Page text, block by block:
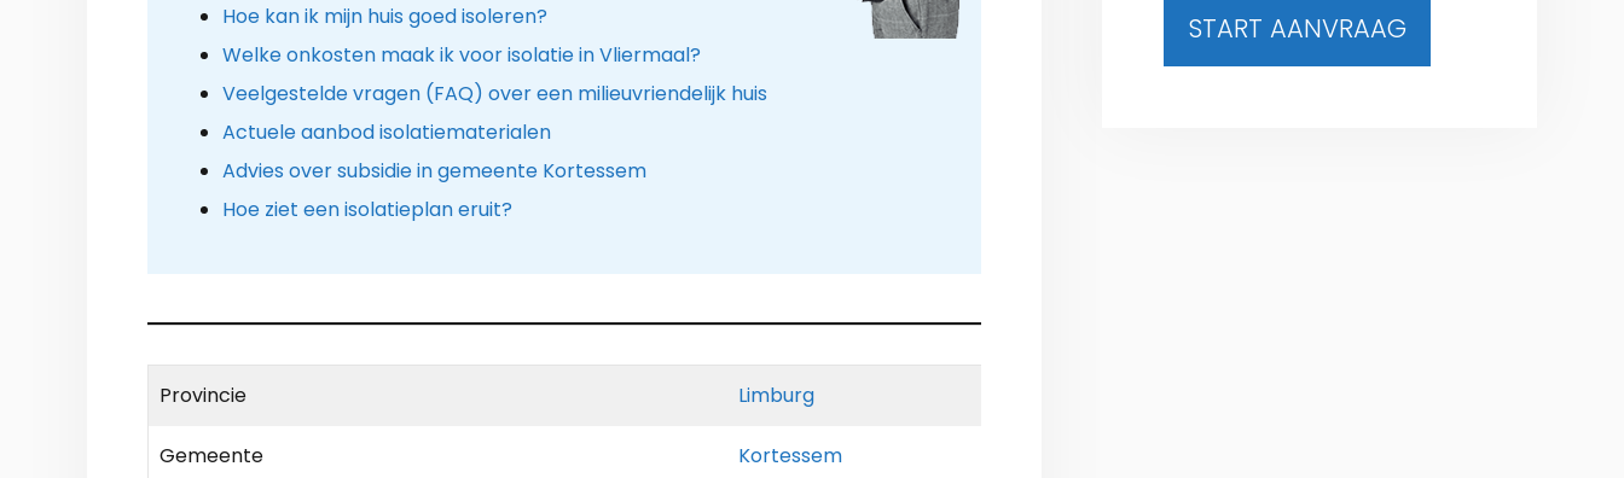
Hoe kan ik mijn huis goed isoleren?
Welke onkosten maak ik voor isolatie in Vliermaal?
Veelgestelde vragen (FAQ) over een milieuvriendelijk huis
Actuele aanbod isolatiematerialen
Advies over subsidie in gemeente Kortessem
Hoe ziet een isolatieplan eruit?
Provincie Limburg
Gemeente Kortessem
START AANVRAAG